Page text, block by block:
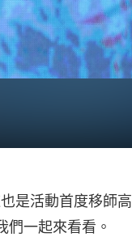
是活動首度移師高
一起來看看。